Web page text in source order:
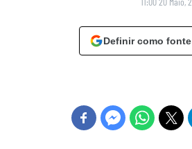
Definir como